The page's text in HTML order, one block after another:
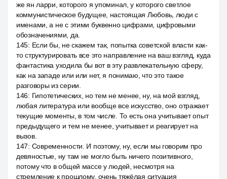
же ян ларри, которого я упоминал, у которого светлое
коммунистическое будущее, настоящая Любовь, люди с
именами, а не с этими буквенно цифрами, цифровыми
обозначениями, да.
145: Если бы, не скажем так, попытка советской власти как-
то структурировать все это направление на ваш взгляд, куда
фантастика уходила бы вот в эту развлекательную сферу,
как на западе или или нет, я понимаю, что это такое
разговоры из серии.
146: Гипотетических, но тем не менее, ну, на мой взгляд,
любая литература или вообще все искусство, оно отражает
текущие моменты, в том числе. То есть она учитывает опыт
предыдущего и тем не менее, учитывает и реагирует на
вызов.
147: Современности. И поэтому, ну, если мы говорим про
девяностые, ну там не могло быть ничего позитивного,
потому что в общей массе у людей, несмотря на
стремление к прошлому, очень тяжёлая ситуация